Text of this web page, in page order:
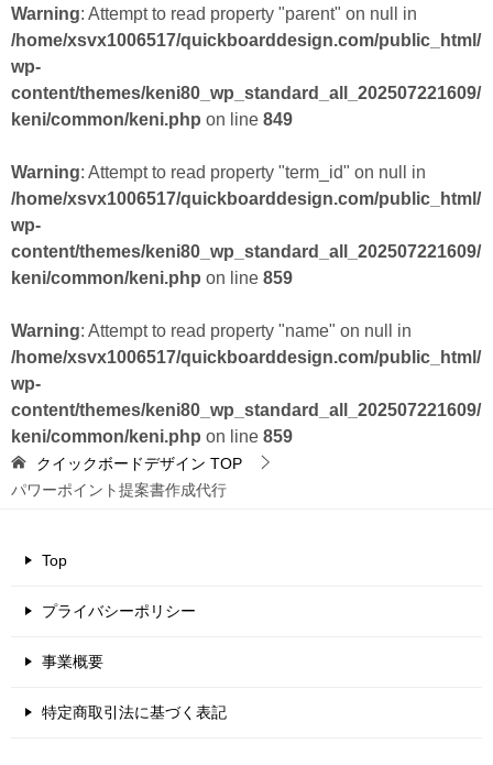
Warning: Attempt to read property "parent" on null in
/home/xsvx1006517/quickboarddesign.com/public_html/
wp-
content/themes/keni80_wp_standard_all_202507221609/
keni/common/keni.php on line 849
Warning: Attempt to read property "term_id" on null in
/home/xsvx1006517/quickboarddesign.com/public_html/
wp-
content/themes/keni80_wp_standard_all_202507221609/
keni/common/keni.php on line 859
Warning: Attempt to read property "name" on null in
/home/xsvx1006517/quickboarddesign.com/public_html/
wp-
content/themes/keni80_wp_standard_all_202507221609/
keni/common/keni.php on line 859
クイックボードデザイン TOP
パワーポイント提案書作成代行
Top
プライバシーポリシー
事業概要
特定商取引法に基づく表記